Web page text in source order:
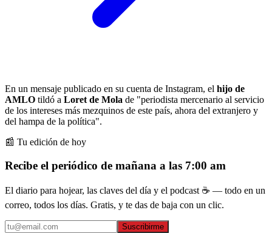
En un mensaje publicado en su cuenta de Instagram, el hijo de
AMLO tildó a Loret de Mola de "periodista mercenario al servicio
de los intereses más mezquinos de este país, ahora del extranjero y
del hampa de la política".
📰 Tu edición de hoy
Recibe el periódico de mañana a las 7:00 am
El diario para hojear, las claves del día y el podcast ☕ — todo en un
correo, todos los días. Gratis, y te das de baja con un clic.
Suscribirme